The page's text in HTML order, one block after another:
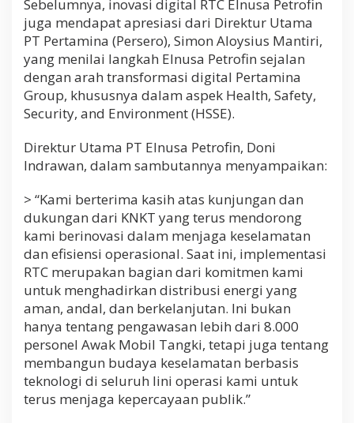
Sebelumnya, inovasi digital RTC Elnusa Petrofin
juga mendapat apresiasi dari Direktur Utama
PT Pertamina (Persero), Simon Aloysius Mantiri,
yang menilai langkah Elnusa Petrofin sejalan
dengan arah transformasi digital Pertamina
Group, khususnya dalam aspek Health, Safety,
Security, and Environment (HSSE).
Direktur Utama PT Elnusa Petrofin, Doni
Indrawan, dalam sambutannya menyampaikan:
> “Kami berterima kasih atas kunjungan dan
dukungan dari KNKT yang terus mendorong
kami berinovasi dalam menjaga keselamatan
dan efisiensi operasional. Saat ini, implementasi
RTC merupakan bagian dari komitmen kami
untuk menghadirkan distribusi energi yang
aman, andal, dan berkelanjutan. Ini bukan
hanya tentang pengawasan lebih dari 8.000
personel Awak Mobil Tangki, tetapi juga tentang
membangun budaya keselamatan berbasis
teknologi di seluruh lini operasi kami untuk
terus menjaga kepercayaan publik.”